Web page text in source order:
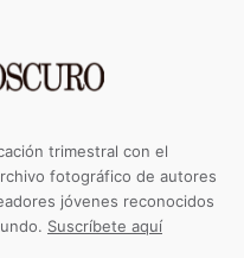
trimestral con el
fotográfico de autores
jóvenes reconocidos
Suscríbete aquí